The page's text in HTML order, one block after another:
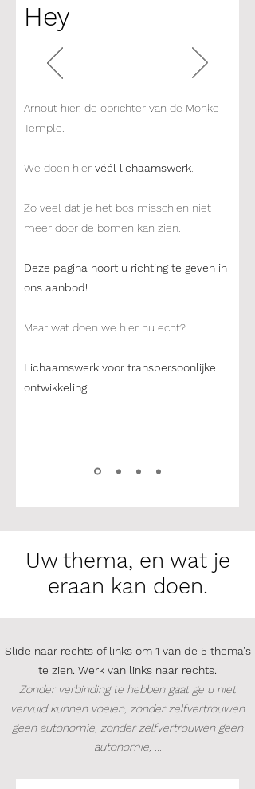
Hey
Arnout hier, de oprichter van de Monke
Temple.
We doen hier véél lichaamswerk
Zo veel dat je het bos misschien niet
meer door de bomen kan zien.
Deze pagina hoort u richting te geven in
ons aanbod!
Maar wat doen we hier nu echt?
Lichaamswerk voor transpersoonlijke
ontwikkeling.
Uw thema, en wat je
eraan kan doen.
Slide naar rechts of links om 1 van de 5 thema's
te zien. Werk van links naar rechts.
Zonder verbinding te hebben gaat ge u niet
vervuld kunnen voelen, zonder zelfvertrouwen
geen autonomie, zonder zelfvertrouwen geen
autonomie, ...